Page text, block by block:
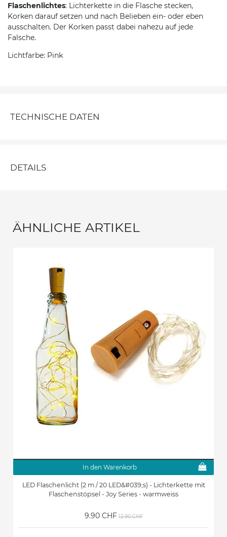
Flaschenlichtes: Lichterkette in die Flasche stecken,
Korken darauf setzen und nach Belieben ein- oder eben
ausschalten. Der Korken passt dabei nahezu auf jede
Falsche.
Lichtfarbe: Pink
TECHNISCHE DATEN
DETAILS
ÄHNLICHE ARTIKEL
In den Warenkorb
LED Flaschenlicht (2 m / 20 LED&#039;s) - Lichterkette mit
Flaschenstöpsel - Joy Series - warmweiss
9.90 CHF 12.90 CHF